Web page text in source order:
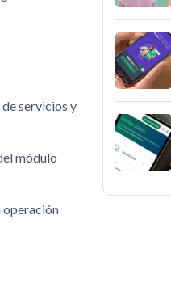
servicios y
módulo
operación